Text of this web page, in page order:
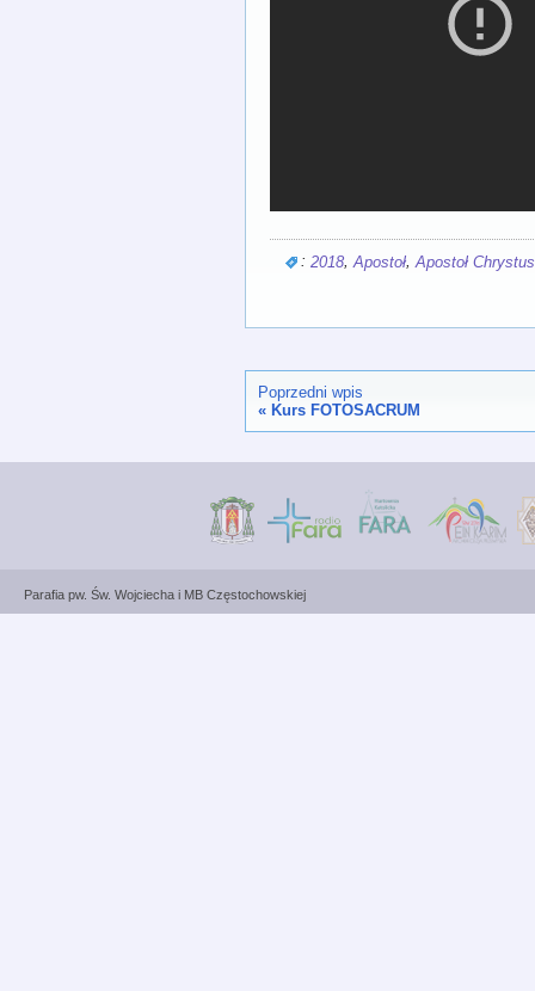
: 2018 Apostoł Apostoł
Poprzedni wpis
« Kurs FOTOSACRUM
Parafia pw. Św. Wojciecha i MB Częstochowskiej